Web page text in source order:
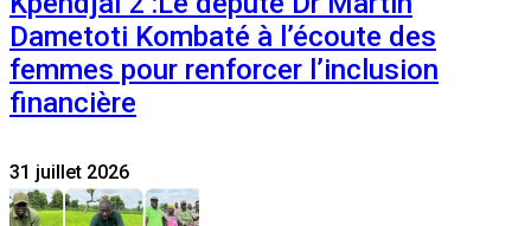
Dametoti Kombaté à l’écoute des
femmes pour renforcer l’inclusion
financière
31 juillet 2026